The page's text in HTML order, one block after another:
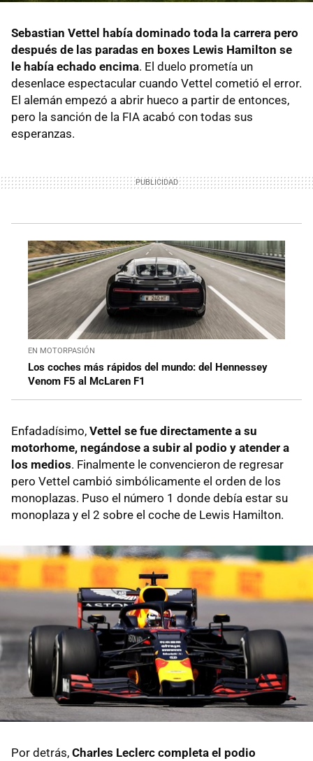
Sebastian Vettel había dominado toda la carrera pero
después de las paradas en boxes Lewis Hamilton se
le había echado encima. El duelo prometía un
desenlace espectacular cuando Vettel cometió el error.
El alemán empezó a abrir hueco a partir de entonces,
pero la sanción de la FIA acabó con todas sus
esperanzas.
EN MOTORPASIÓN
Los coches más rápidos del mundo: del Hennessey
Venom F5 al McLaren F1
Enfadadísimo, Vettel se fue directamente a su
motorhome, negándose a subir al podio y atender a
los medios. Finalmente le convencieron de regresar
pero Vettel cambió simbólicamente el orden de los
monoplazas. Puso el número 1 donde debía estar su
monoplaza y el 2 sobre el coche de Lewis Hamilton.
Por detrás, Charles Leclerc completa el podio